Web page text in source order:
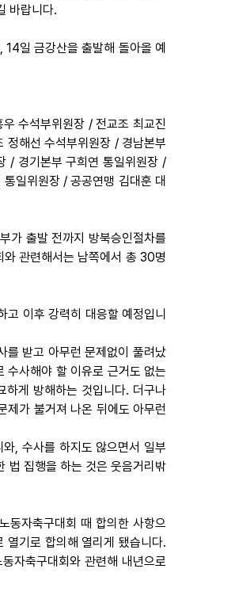
바랍니다.
일 금강산을 출발해 돌아올 예
수석부위원장 / 전교조 최교진
정해선 수석부위원장 / 경남본부
/ 경기본부 구희연 통일위원장 /
일위원장 / 공공연맹 김대훈 대
가 출발 전까지 방북승인절차를
관련해서는 남쪽에서 총 30명
고 이후 강력히 대응할 예정입니
를 받고 아무런 문제없이 풀려났
수사해야 할 이유로 근거도 없는
하게 방해하는 것입니다. 더구나
제가 불거져 나온 뒤에도 아무런
, 수사를 하지도 않으면서 일부
법 집행을 하는 것은 웃음거리밖
동자축구대회 때 합의한 사항으
기로 합의해 열리게 됐습니다.
자축구대회와 관련해 내년으로